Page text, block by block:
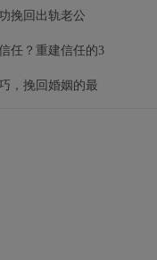
挽回出轨老公
任？重建信任的3
，挽回婚姻的最